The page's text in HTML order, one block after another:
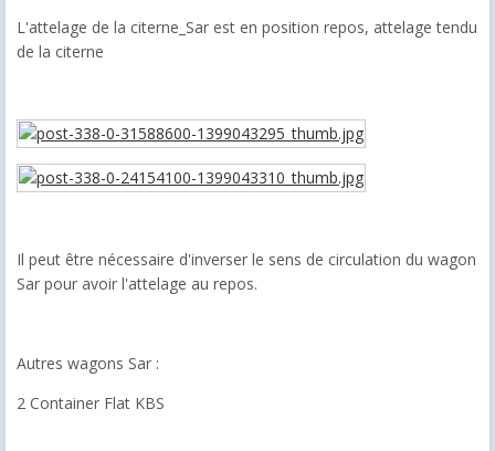
L'attelage de la citerne_Sar est en position repos, attelage tendu
de la citerne
Il peut être nécessaire d'inverser le sens de circulation du wagon
Sar pour avoir l'attelage au repos.
Autres wagons Sar :
2 Container Flat KBS